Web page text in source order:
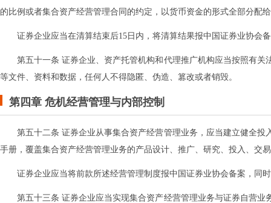
的比例或者集合资产经营管理合同的约定，以货币资金的形式全部分配
证券企业应当在清算结束后15日内，将清算结果报中国证券业协会
第五十一条 证券企业、资产托管机构和代理推广机构应当按照有
等文件、资料和数据，任何人不得隐匿、伪造、篡改或者销毁。
第四章 危机经营管理与内部控制
第五十二条 证券企业从事集合资产经营管理业务，应当建立健全
手册，覆盖集合资产经营管理业务的产品设计、推广、研究、投入、交
证券企业应当将前款所述经营管理制度报中国证券业协会备案，同
第五十三条 证券企业应当实现集合资产经营管理业务与证券自营